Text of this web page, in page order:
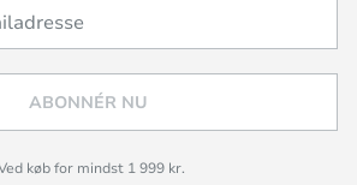
ABONNÉR NU
køb for mindst 1 999 kr.